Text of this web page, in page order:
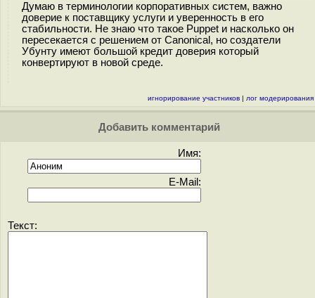
Думаю в терминологии корпоративных систем, важно
доверие к поставщику услуги и уверенность в его
стабильности. Не знаю что такое Puppet и насколько он
пересекается с решением от Canonical, но создатели
Убунту имеют большой кредит доверия который
конвертируют в новой среде.
игнорирование участников | лог модерирования
Добавить комментарий
Имя:
E-Mail:
Текст: